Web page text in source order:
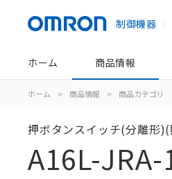
制御機器
ホーム 商品情報
ホーム > 商品情報 > 商品カテゴリ
押ボタンスイッチ(分離形
A16L-